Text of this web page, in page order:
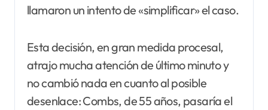
llamaron un intento de «simplificar» el caso.
Esta decisión, en gran medida procesal,
atrajo mucha atención de último minuto y
no cambió nada en cuanto al posible
desenlace: Combs, de 55 años, pasaría el